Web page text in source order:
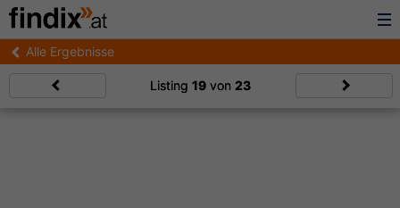
Alle Ergebnisse
Listing 19von 23